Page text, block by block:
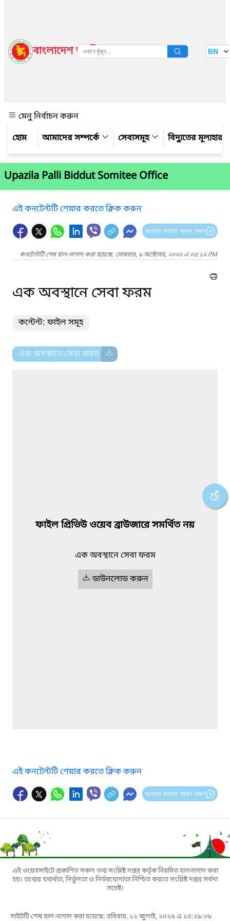
বাংলাদেশ জাতীয় তথ্য বাতায়ন BN
মেনু নির্বাচন করুন
আমাদের সম্পর্কে
সেবাসমূহ বিদ্যুতের মূল্যহার
Upazila Palli Biddut Somitee Office
এই কনটেন্টটি শেয়ার করতে ক্লিক করুন
আপনার মতামত প্রদান করুন
কনটেন্টটি শেষ হাল-নাগাদ করা হয়েছে: সোমবার, ৯ অক্টোবর, ২০২৩ এ ০৫:১২ PM
এক অবস্থানে সেবা ফরম
কন্টেন্ট: ফাইল সমূহ
এক অবস্থানে সেবা ফরম
ফাইল প্রিভিউ ওয়েব ব্রাউজারে সমর্থিত নয়
এক অবস্থানে সেবা ফরম
ডাউনলোড করুন
এই কনটেন্টটি শেয়ার করতে ক্লিক করুন
আপনার মতামত প্রদান করুন
এই ওয়েবসাইটে প্রকাশিত সকল তথ্য সংশ্লিষ্ট দপ্তর কর্তৃক নিয়মিত হালনাগাদ করা
হয়। তথ্যের যথার্থতা, নির্ভুলতা ও নির্ভরযোগ্যতা নিশ্চিত করতে সংশ্লিষ্ট দপ্তর সর্বদা
সচেষ্ট।
সাইটটি শেষ হাল-নাগাদ করা হয়েছে: রবিবার, ১২ জুলাই, ২০২৬ এ ১৩:২৯:০৮